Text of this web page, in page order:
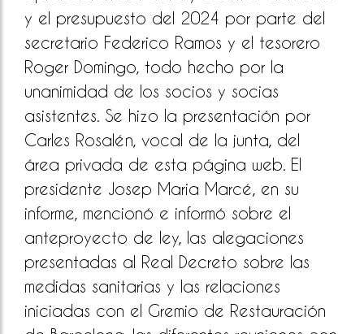
y el presupuesto del 2024 por parte del
secretario Federico Ramos y el tesorero
Roger Domingo, todo hecho por la
unanimidad de los socios y socias
asistentes. Se hizo la presentación por
Carles Rosalén, vocal de la junta, del
área privada de esta página web. El
presidente Josep Maria Marcé, en su
informe, mencionó e informó sobre el
anteproyecto de ley, las alegaciones
presentadas al Real Decreto sobre las
medidas sanitarias y las relaciones
iniciadas con el Gremio de Restauración